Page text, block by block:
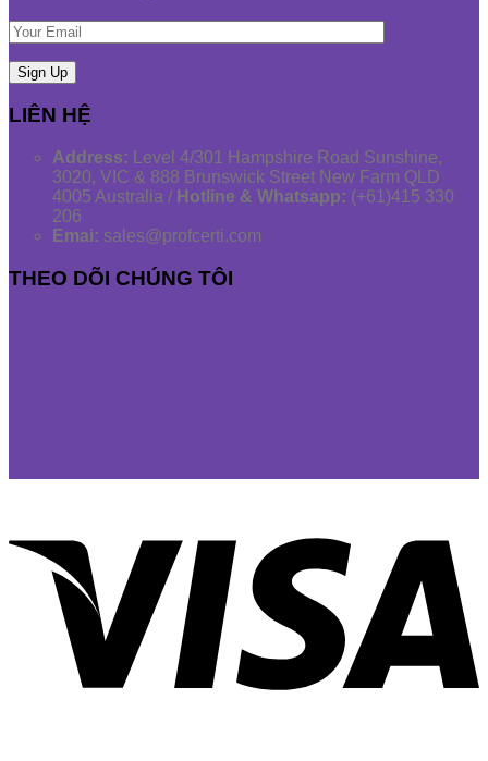
LIÊN HỆ
Address: Level 4/301 Hampshire Road Sunshine,
3020, VIC & 888 Brunswick Street New Farm QLD
4005 Australia / Hotline & Whatsapp: (+61)415 330
206
Emai: sales@profcerti.com
THEO DÕI CHÚNG TÔI